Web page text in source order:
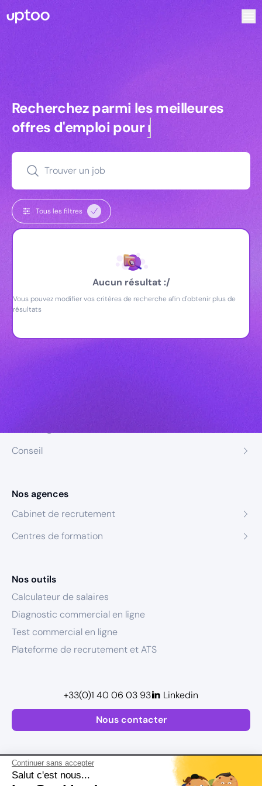
Continuer sans accepter
Salut c'est nous...
Recherchez parmi les meilleures
Recherchez parmi les meilleures
offres d'emploi pourcommerciaux
Trouver un job
Tous les filtres
Aucun résultat :/
Vous pouvez modifier vos critères de recherche afin d'obtenir plus de
résultats
Conseil
Nos agences
Cabinet de recrutement
Centres de formation
Nos outils
Calculateur de salaires
Diagnostic commercial en ligne
Test commercial en ligne
Plateforme de recrutement et ATS
Nous contacter
+33(0)1 40 06 03 93 Linkedin